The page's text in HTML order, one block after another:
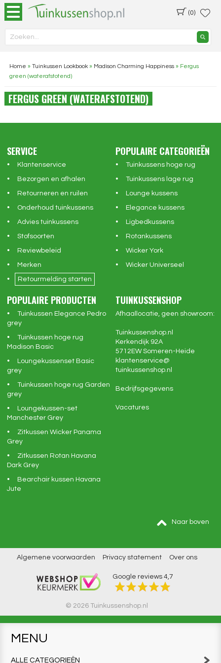
(0)
Home » Tuinkussen Lookbook» Madison Charming Happiness» Fergus
green (waterafstotend)
FERGUS GREEN (WATERAFSTOTEND)
SERVICE
Klantenservice
Bezorgen en afhalen
Retourneren en ruilen
Onderhoud tuinkussens
Advies tuinkussens
Stofsoorten
Reviewbeleid
Merken
Retourmelding starten
POPULAIRE CATEGORIEËN
Tuinkussens hoge rug
Tuinkussens lage rug
Lounge kussens
Elegance kussens
Ligbedkussens
Rotankussens
Wicker York
Wicker Universeel
POPULAIRE PRODUCTEN
Tuinkussen Elegance Pedro
grey
Tuinkussen hoge rug
Madison Basic
Loungekussenset Basic
grey
Tuinkussen hoge rug Garden
grey
Loungekussen-set
Manchester Grey
Zitkussen Wicker Panama
Grey
Zitkussen Rotan Havana
Dark Grey
Bearchair kussen Havana
Jute
TUINKUSSENSHOP
Afhaallocatie, geen showroom:
Tuinkussenshop.nl
Kerkendijk 92A
5712EW Someren-Heide
klantenservice@
tuinkussenshop.nl
Bedrijfsgegevens
Vacatures
Naar boven
Algemene voorwaarden Privacy statement Over ons
Google reviews 4,7
© 2026 Tuinkussenshop.nl
MENU
ALLE CATEGORIEËN